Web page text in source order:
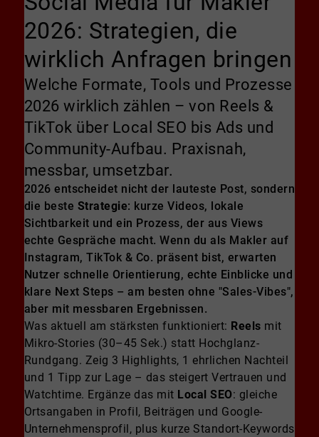
2026: Strategien, die
wirklich Anfragen bringen
Welche Formate, Tools und Prozesse
2026 wirklich zählen – von Reels &
TikTok über Local SEO bis Ads und
Community-Aufbau. Praxisnah,
messbar, umsetzbar.
2026 entscheidet nicht der lauteste Post, sondern
die beste Strategie: kurze Videos, lokale
Sichtbarkeit und ein Prozess, der aus Views
echte Gespräche macht. Wenn du als Makler auf
Instagram, TikTok & Co. präsent bist, erwarten
Nutzer schnelle Orientierung, echte Einblicke und
klare Next Steps – am besten ohne "Sales-Vibes",
aber mit messbaren Ergebnissen.
Was aktuell am stärksten funktioniert: Reels mit
Mikro-Stories (30–45 Sek.) statt Hochglanz-
Rundgang. Zeig 3 Highlights, 1 ehrlichen Nachteil
und 1 Tipp zur Lage – das steigert Vertrauen und
Watchtime. Ergänze das mit Local SEO: gleiche
Ortsangaben in Profil, Beiträgen und Google-
Unternehmensprofil, plus kurze Standort-Keywords